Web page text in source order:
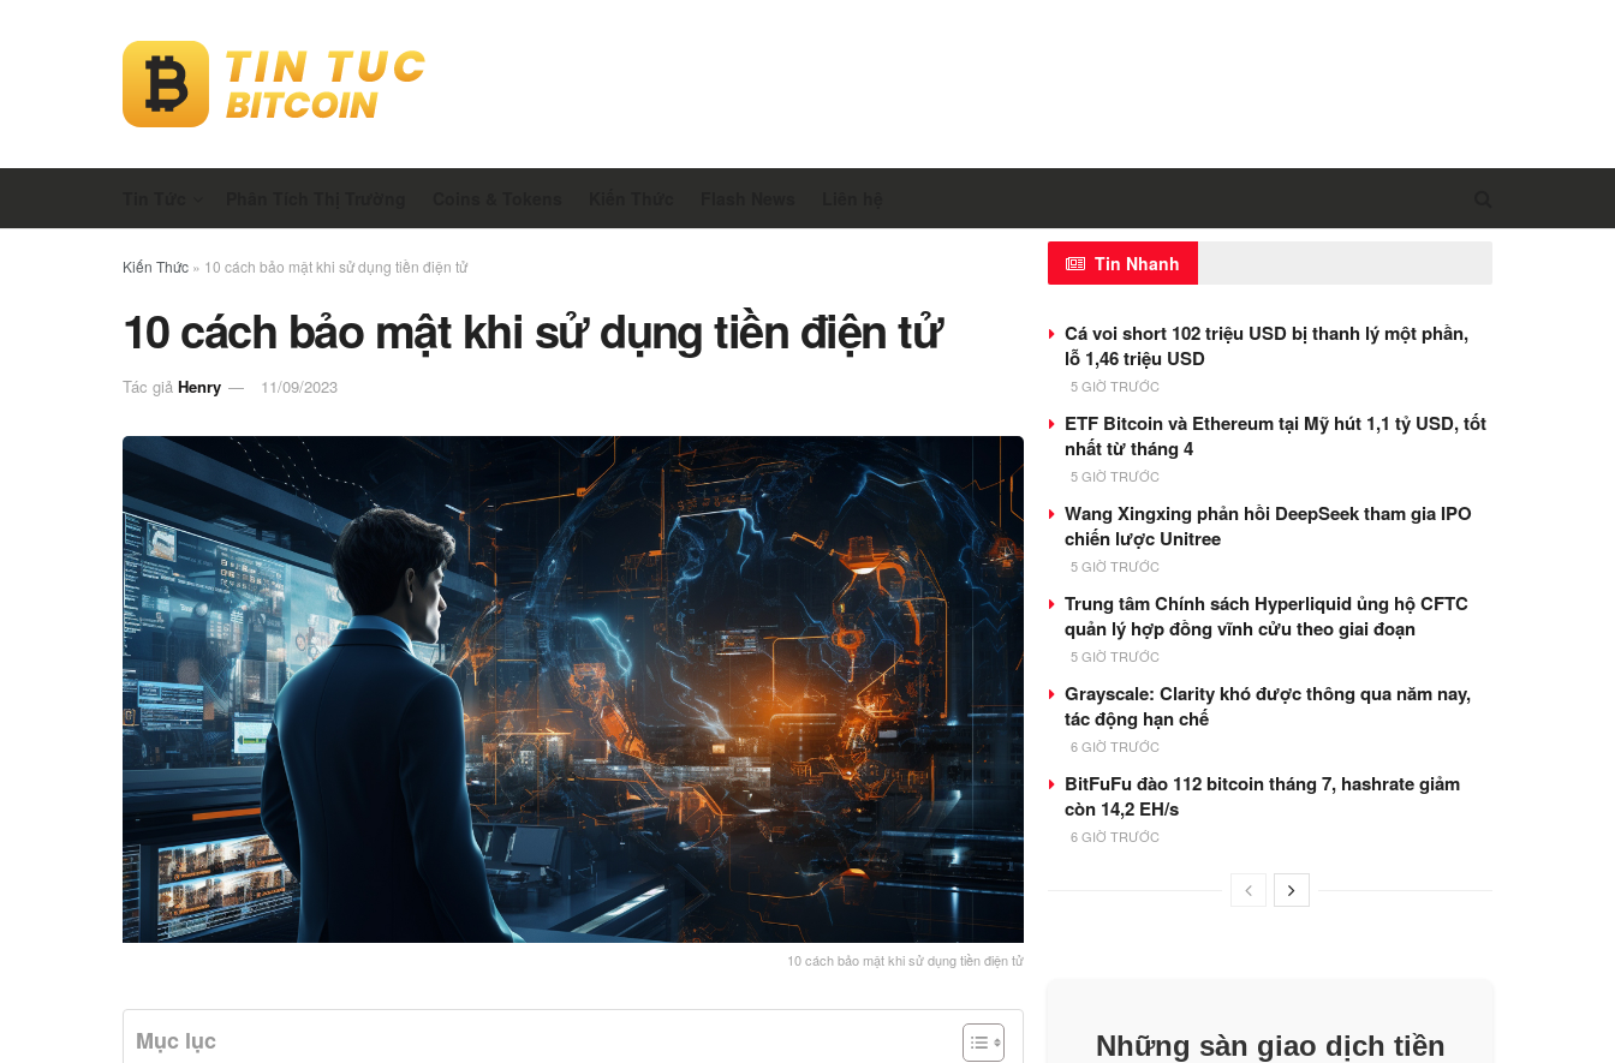
Kiến Thức » 10 cách bảo mật khi sử dụng tiền điện tử
10 cách bảo mật khi sử dụng tiền điện tử
Tác giả Henry 11/09/2023
10 cách bảo mật khi sử dụng tiền điện tử
Mục lục
Tin Nhanh
Cá voi short 102 triệu USD bị thanh lý một phần,
lỗ 1,46 triệu USD
5 GIỜ TRƯỚC
ETF Bitcoin và Ethereum tại Mỹ hút 1,1 tỷ USD, tốt
nhất từ tháng 4
5 GIỜ TRƯỚC
Wang Xingxing phản hồi DeepSeek tham gia IPO
chiến lược Unitree
5 GIỜ TRƯỚC
Trung tâm Chính sách Hyperliquid ủng hộ CFTC
quản lý hợp đồng vĩnh cửu theo giai đoạn
5 GIỜ TRƯỚC
Grayscale: Clarity khó được thông qua năm nay,
tác động hạn chế
6 GIỜ TRƯỚC
BitFuFu đào 112 bitcoin tháng 7, hashrate giảm
còn 14,2 EH/s
6 GIỜ TRƯỚC
Những sàn giao dịch tiền